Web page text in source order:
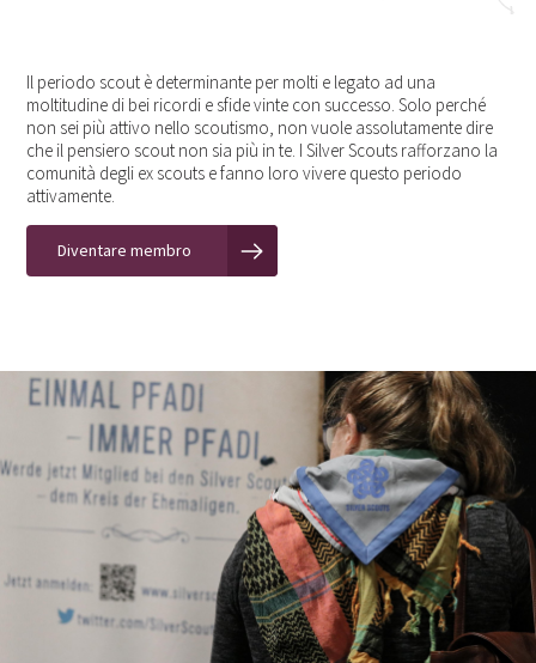
Il periodo scout è determinante per molti e legato ad una
moltitudine di bei ricordi e sfide vinte con successo. Solo perché
non sei più attivo nello scoutismo, non vuole assolutamente dire
che il pensiero scout non sia più in te. I Silver Scouts rafforzano la
comunità degli ex scouts e fanno loro vivere questo periodo
attivamente.
Diventare membro